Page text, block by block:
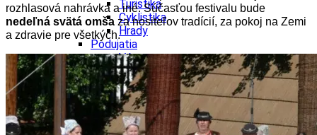
Turistika
Cyklistika
Hrady
Podujatia
Výstava
Galéria
Festival
Folklór
Koncert
Ubytovanie
rozhlasová nahrávka a iné. Súčasťou festivalu bude
nedeľná svätá omša za nositeľov tradícií, za pokoj na Zemi
a zdravie pre všetkých.